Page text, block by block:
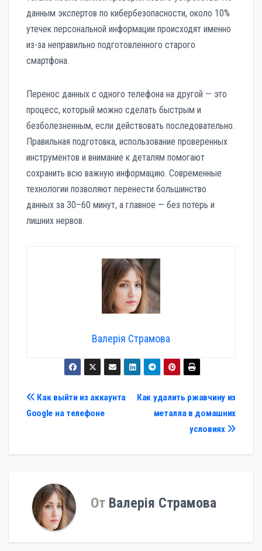
данным экспертов по кибербезопасности, около 10%
утечек персональной информации происходят именно
из-за неправильно подготовленного старого
смартфона.
Перенос данных с одного телефона на другой — это
процесс, который можно сделать быстрым и
безболезненным, если действовать последовательно.
Правильная подготовка, использование проверенных
инструментов и внимание к деталям помогают
сохранить всю важную информацию. Современные
технологии позволяют перенести большинство
данных за 30–60 минут, а главное — без потерь и
лишних нервов.
Валерія Страмова
Навигация
по
записям
Как удалить ржавчину из
металла в домашних
условиях
Как выйти из аккаунта
Google на телефоне
От Валерія Страмова